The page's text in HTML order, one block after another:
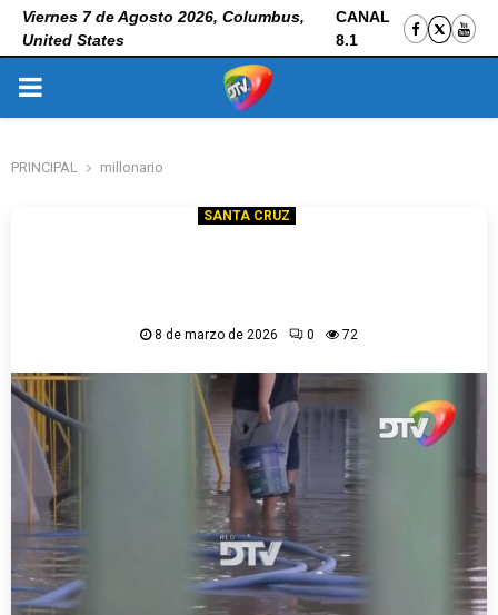
Viernes 7 de Agosto 2026, Columbus,
United States
CANAL
8.1
PRIMARY
PRINCIPAL millonario
SANTA CRUZ
8 de marzo de 2026 0 72